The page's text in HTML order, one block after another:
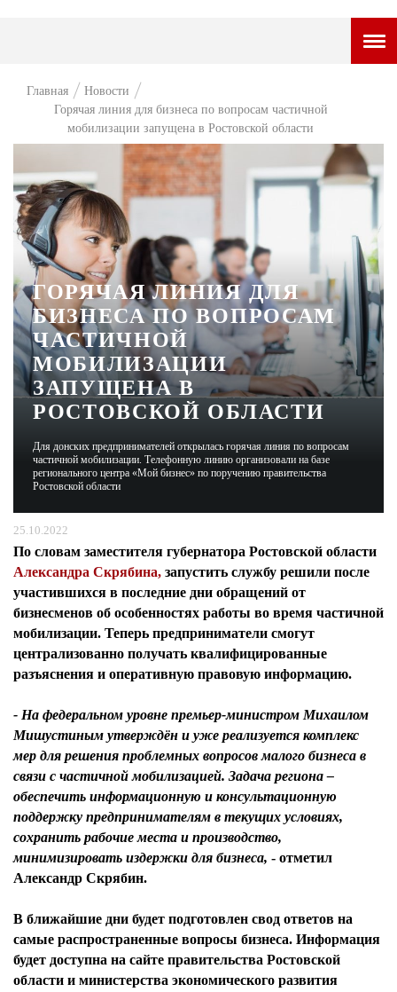
НОВОСТИ
ПРЕМЬЕРА
СТИЛЬ ЖИЗНИ
ХАЙП
ЧЕЛОВЕК ОСОБЕННЫЙ
КУЛЬТ ЕДЫ
АФИША
Главная
Новости
Горячая линия для бизнеса по вопросам частичной
мобилизации запущена в Ростовской области
ГОРЯЧАЯ ЛИНИЯ ДЛЯ
БИЗНЕСА ПО ВОПРОСАМ
ЧАСТИЧНОЙ
МОБИЛИЗАЦИИ
ЗАПУЩЕНА В
РОСТОВСКОЙ ОБЛАСТИ
Для донских предпринимателей открылась горячая линия по вопросам
частичной мобилизации. Телефонную линию организовали на базе
регионального центра «Мой бизнес» по поручению правительства
Ростовской области
25.10.2022
По словам заместителя губернатора Ростовской области
Александра Скрябина, запустить службу решили после
участившихся в последние дни обращений от
бизнесменов об особенностях работы во время частичной
мобилизации. Теперь предприниматели смогут
централизованно получать квалифицированные
разъяснения и оперативную правовую информацию.
- На федеральном уровне премьер-министром Михаилом
Мишустиным утверждён и уже реализуется комплекс
мер для решения проблемных вопросов малого бизнеса в
связи с частичной мобилизацией. Задача региона –
обеспечить информационную и консультационную
поддержку предпринимателям в текущих условиях,
сохранить рабочие места и производство,
минимизировать издержки для бизнеса, - отметил
Александр Скрябин.
В ближайшие дни будет подготовлен свод ответов на
самые распространенные вопросы бизнеса. Информация
будет доступна на сайте правительства Ростовской
области и министерства экономического развития